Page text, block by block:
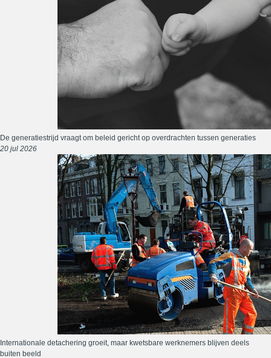
De generatiestrijd vraagt om beleid gericht op overdrachten tussen generaties
20 jul 2026
Internationale detachering groeit, maar kwetsbare werknemers blijven deels
buiten beeld